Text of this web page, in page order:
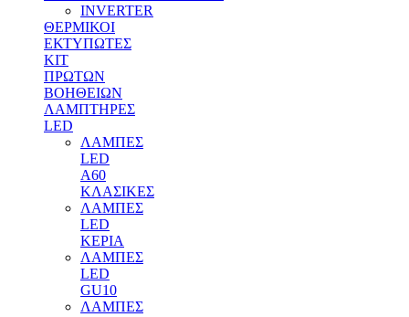
INVERTER
ΘΕΡΜΙΚΟΙ
ΕΚΤΥΠΩΤΕΣ
ΚΙΤ
ΠΡΩΤΩΝ
ΒΟΗΘΕΙΩΝ
ΛΑΜΠΤΗΡΕΣ
LED
ΛΑΜΠΕΣ
LED
Α60
ΚΛΑΣΙΚΕΣ
ΛΑΜΠΕΣ
LED
ΚΕΡΙΑ
ΛΑΜΠΕΣ
LED
GU10
ΛΑΜΠΕΣ